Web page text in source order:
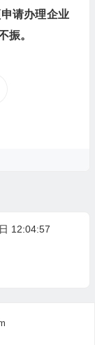
请办理企业
振。
12:04:57